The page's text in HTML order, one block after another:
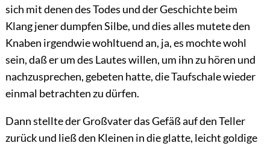
sich mit denen des Todes und der Geschichte beim
Klang jener dumpfen Silbe, und dies alles mutete den
Knaben irgendwie wohltuend an, ja, es mochte wohl
sein, daß er um des Lautes willen, um ihn zu hören und
nachzusprechen, gebeten hatte, die Taufschale wieder
einmal betrachten zu dürfen.
Dann stellte der Großvater das Gefäß auf den Teller
zurück und ließ den Kleinen in die glatte, leicht goldige